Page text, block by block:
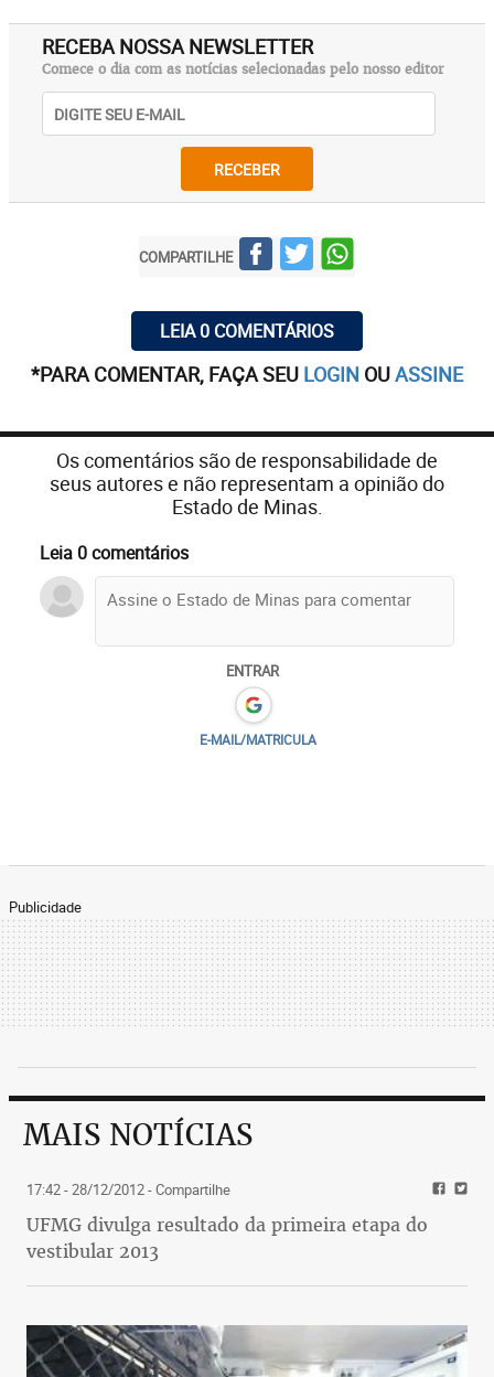
RECEBA NOSSA NEWSLETTER
Comece o dia com as notícias selecionadas pelo nosso editor
RECEBER
COMPARTILHE
LEIA 0 COMENTÁRIOS
*PARA COMENTAR, FAÇA SEU LOGIN OUASSINE
Os comentários são de responsabilidade de
seus autores e não representam a opinião do
Estado de Minas.
Leia 0 comentários
ENTRAR
E-MAIL/MATRICULA
Publicidade
MAIS NOTÍCIAS
17:42 - 28/12/2012- Compartilhe
UFMG divulga resultado da primeira etapa do
vestibular 2013